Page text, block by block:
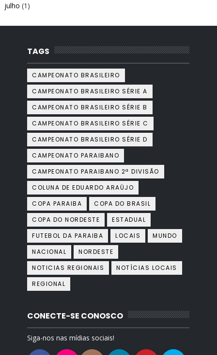
julho (1)
TAGS
CAMPEONATO BRASILEIRO
CAMPEONATO BRASILEIRO SÉRIE A
CAMPEONATO BRASILEIRO SÉRIE B
CAMPEONATO BRASILEIRO SÉRIE C
CAMPEONATO BRASILEIRO SÉRIE D
CAMPEONATO PARAIBANO
CAMPEONATO PARAIBANO 2ª DIVISÃO
COLUNA DE EDUARDO ARAÚJO
COPA PARAIBA
COPA DO BRASIL
COPA DO NORDESTE
ESTADUAL
FUTEBOL DA PARAIBA
LOCAIS
MUNDO
NACIONAL
NORDESTE
NOTICIAS REGIONAIS
NOTÍCIAS LOCAIS
REGIONAL
CONECTE-SE CONOSCO
Siga-nos nas mídias sociais!